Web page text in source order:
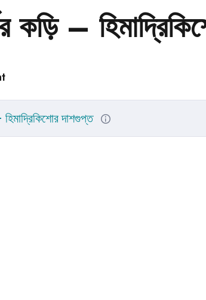
কড়ি –
দাশগুপ্ত